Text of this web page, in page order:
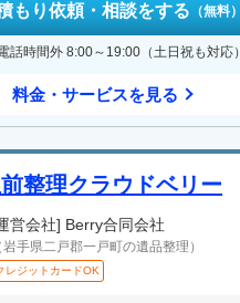
もり依頼・相談をする （無料）
話時間外 8:00～19:00（土日祝も対応）
料金・サービスを見る
整理クラウドベリー
営会社] Berry合同会社
岩手県二戸郡一戸町の遺品整理）
レジットカードOK